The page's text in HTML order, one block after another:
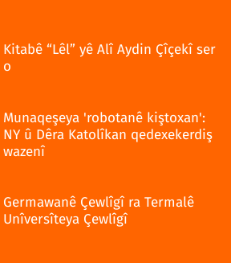
Kitabê “Lêl” yê Alî Aydin Çîçekî ser
o
Munaqeşeya 'robotanê kiştoxan':
NY û Dêra Katolîkan qedexekerdiş
wazenî
Germawanê Çewlîgî ra Termalê
Unîversîteya Çewlîgî